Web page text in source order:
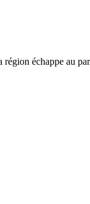
échappe au